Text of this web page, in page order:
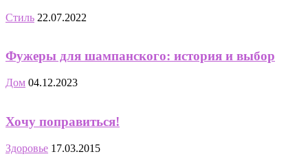
Стиль 22.07.2022
Фужеры для шампанского: история и выбор
Дом 04.12.2023
Хочу поправиться!
Здоровье 17.03.2015